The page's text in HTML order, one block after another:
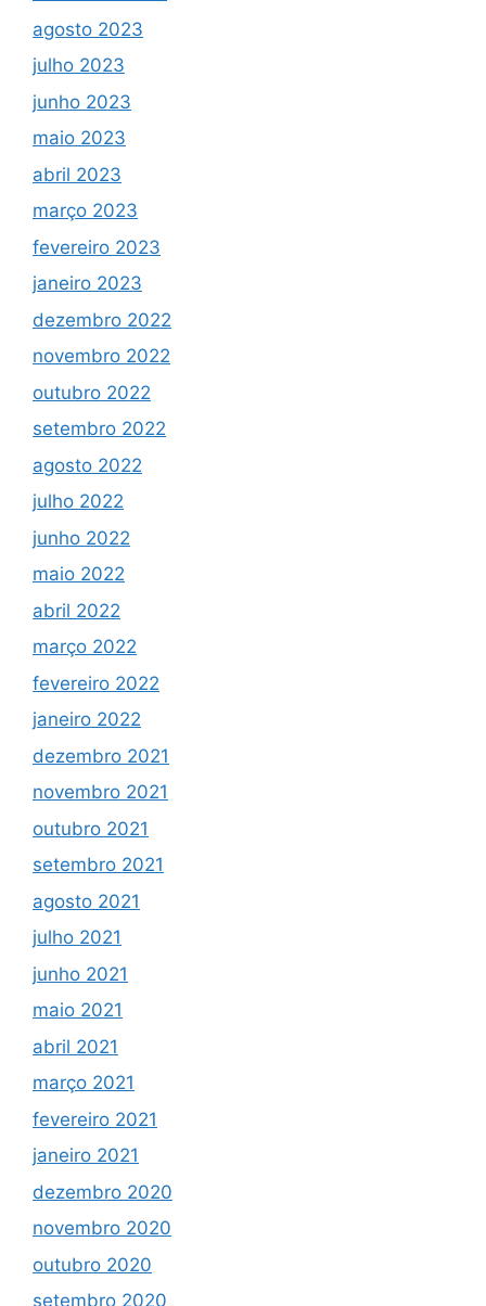
agosto 2023
julho 2023
junho 2023
maio 2023
abril 2023
março 2023
fevereiro 2023
janeiro 2023
dezembro 2022
novembro 2022
outubro 2022
setembro 2022
agosto 2022
julho 2022
junho 2022
maio 2022
abril 2022
março 2022
fevereiro 2022
janeiro 2022
dezembro 2021
novembro 2021
outubro 2021
setembro 2021
agosto 2021
julho 2021
junho 2021
maio 2021
abril 2021
março 2021
fevereiro 2021
janeiro 2021
dezembro 2020
novembro 2020
outubro 2020
setembro 2020